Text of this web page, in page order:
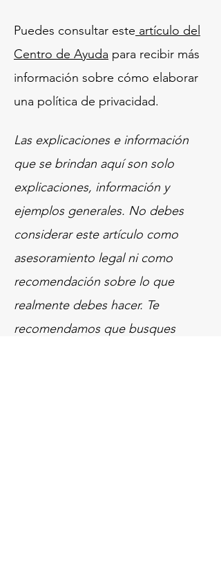
Puedes consultar este artículo del
Centro de Ayuda para recibir más
información sobre cómo elaborar
una política de privacidad.
Las explicaciones e información
que se brindan aquí son solo
explicaciones, información y
ejemplos generales. No debes
considerar este artículo como
asesoramiento legal ni como
recomendación sobre lo que
realmente debes hacer. Te
recomendamos que busques